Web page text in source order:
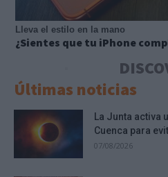
Lleva el estilo en la mano
¿Sientes que tu iPhone
Últimas noticias
La Junta activa
Cuenca para
07/08/2026